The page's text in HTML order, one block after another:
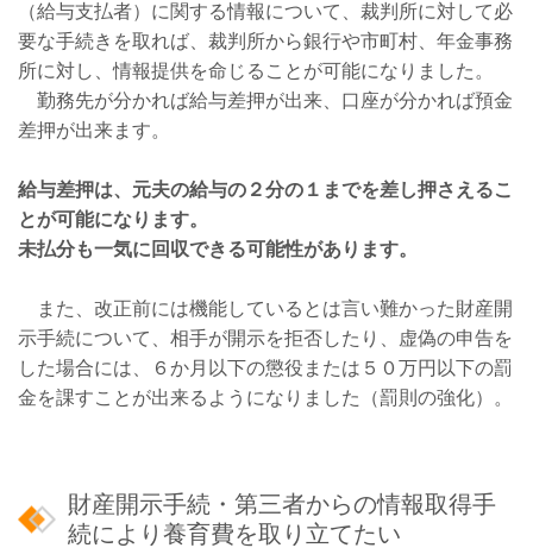
（給与支払者）に関する情報について、裁判所に対して必
要な手続きを取れば、裁判所から銀行や市町村、年金事務
所に対し、情報提供を命じることが可能になりました。
勤務先が分かれば給与差押が出来、口座が分かれば預金
差押が出来ます。
給与差押は、元夫の給与の２分の１までを差し押さえるこ
とが可能になります。
未払分も一気に回収できる可能性があります。
また、改正前には機能しているとは言い難かった財産開
示手続について、相手が開示を拒否したり、虚偽の申告を
した場合には、６か月以下の懲役または５０万円以下の罰
金を課すことが出来るようになりました（罰則の強化）。
財産開示手続・第三者からの情報取得手
続により養育費を取り立てたい